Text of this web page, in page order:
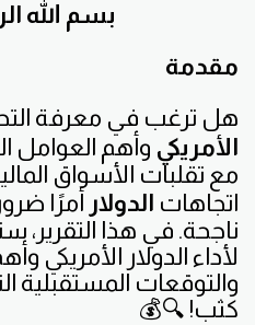
بسم الله
مقدمة
هل ترغب في معرفة
الأمريكي وأهم العوامل
مع تقلبات الأسواق
اتجاهات الدولار أمرًا
ناجحة. في هذا التقرير،
لأداء الدولار الأمريكي
والتوقعات المستقبلية
كثب! 🔍💰